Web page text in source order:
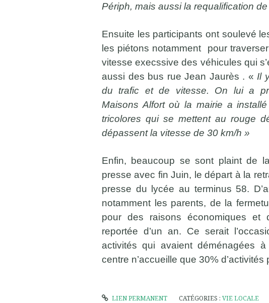
Périph, mais aussi la requalification
Ensuite les participants ont soulevé
les piétons notamment pour
vitesse execssive des véhicules qui
aussi des bus rue Jean Jaurès . « Il
du trafic et de vitesse. On lui a
Maisons Alfort où la mairie a
tricolores qui se mettent au rouge
dépassent la vitesse de 30 km/h »
Enfin, beaucoup se sont plaint de
presse avec fin Juin, le départ à la
presse du lycée au terminus 58.
notamment les parents, de la
pour des raisons économiques et
reportée d’un an. Ce serait
activités qui avaient déménagées
centre n’accueille que 30% d’activités
LIEN PERMANENT CATÉGORIES :VIE LOCALE